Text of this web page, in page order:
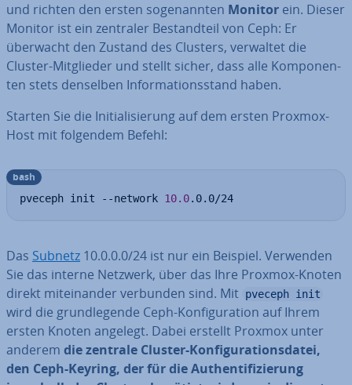
und richten den ersten so­ge­nann­ten Monitor ein. Dieser
Monitor ist ein zentraler Be­stand­teil von Ceph: Er
überwacht den Zustand des Clusters, verwaltet die
Cluster-Mit­glie­der und stellt sicher, dass alle Kom­po­nen­
ten stets denselben In­for­ma­ti­ons­stand haben.
Starten Sie die In­itia­li­sie­rung auf dem ersten Proxmox-
Host mit folgendem Befehl:
pveceph init --network 10.0.0.0/24
bash
Das Subnetz 10.0.0.0/24 ist nur ein Beispiel. Verwenden
Sie das interne Netzwerk, über das Ihre Proxmox-Knoten
direkt mit­ein­an­der verbunden sind. Mit pveceph init
wird die grund­le­gen­de Ceph-Kon­fi­gu­ra­ti­on auf Ihrem
ersten Knoten angelegt. Dabei erstellt Proxmox unter
anderem die zentrale Cluster-Kon­fi­gu­ra­ti­ons­da­tei,
den Ceph-Keyring, der für die Au­then­ti­fi­zie­rung